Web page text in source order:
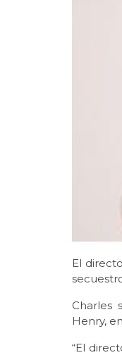
El
Charles
Henry,
“El